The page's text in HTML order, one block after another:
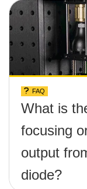
FAQ
What is
focusing
output
diode?